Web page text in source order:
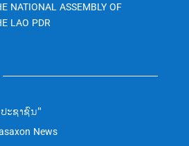
NATIONAL ASSEMBLY OF
LAO PDR
ະຊາຊົນ"
News